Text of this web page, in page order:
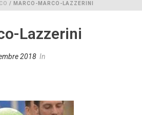
/ MARCO-MARCO-LAZZERINI
Lazzerini
2018 In